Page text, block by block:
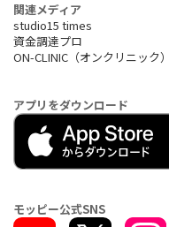
関連メディア
studio15 times
資金調達プロ
ON-CLINIC（オンクリニック）
アプリをダウンロード
モッピー公式SNS